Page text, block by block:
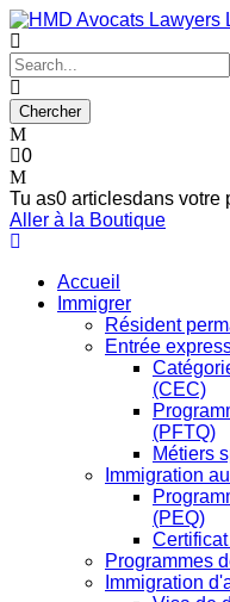
0
Tu as0 articlesdans votre
Aller à la Boutique
Accueil
Immigrer
Résident
Entrée
(CEC)
(PFTQ)
Métiers
Immigration
(PEQ)
Programmes
Immigration